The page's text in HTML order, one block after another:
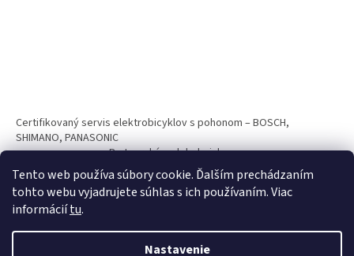
Tento web používa súbory cookie. Ďalším prechádzaním
tohto webu vyjadrujete súhlas s ich používaním. Viac
informáciítu.
Nastavenie
Certifikovaný servis elektrobicyklov s pohonom – BOSCH,
SHIMANO, PANASONIC
Partnerský web hokejshop.eu